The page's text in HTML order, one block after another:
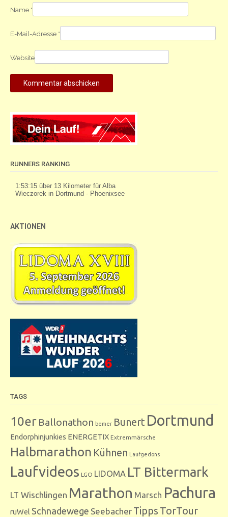
Name *
E-Mail-Adresse *
Website
RUNNERS RANKING
AKTIONEN
TAGS
10er Ballonathon bemer Bunert Dortmund
Endorphinjunkies ENERGETIX Extremmärsche
Halbmarathon Kühnen Laufgedöns
Laufvideos LGO LIDOMA LT Bittermark
LT Wischlingen Marathon Marsch Pachura
ruWel Schnadewege Seebacher Tipps TorTour